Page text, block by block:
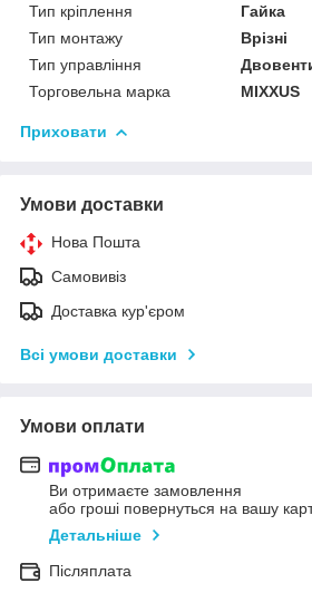
Тип кріплення
Гайка
Тип монтажу
Врізні
Тип управління
Торговельна марка
MIXXUS
Приховати
Умови доставки
Нова Пошта
Самовивіз
Доставка кур'єром
Всі умови доставки
Умови оплати
Ви отримаєте замовлення
або гроші повернуться на вашу
Детальніше
Післяплата